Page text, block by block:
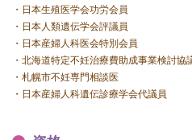
・日本生殖医学会功労会員
・日本人類遺伝学会評議員
・日本産婦人科医会特別会員
・北海道特定不妊治療費助成事業検討協
・札幌市不妊専門相談医
・日本産婦人科遺伝診療学会代議員